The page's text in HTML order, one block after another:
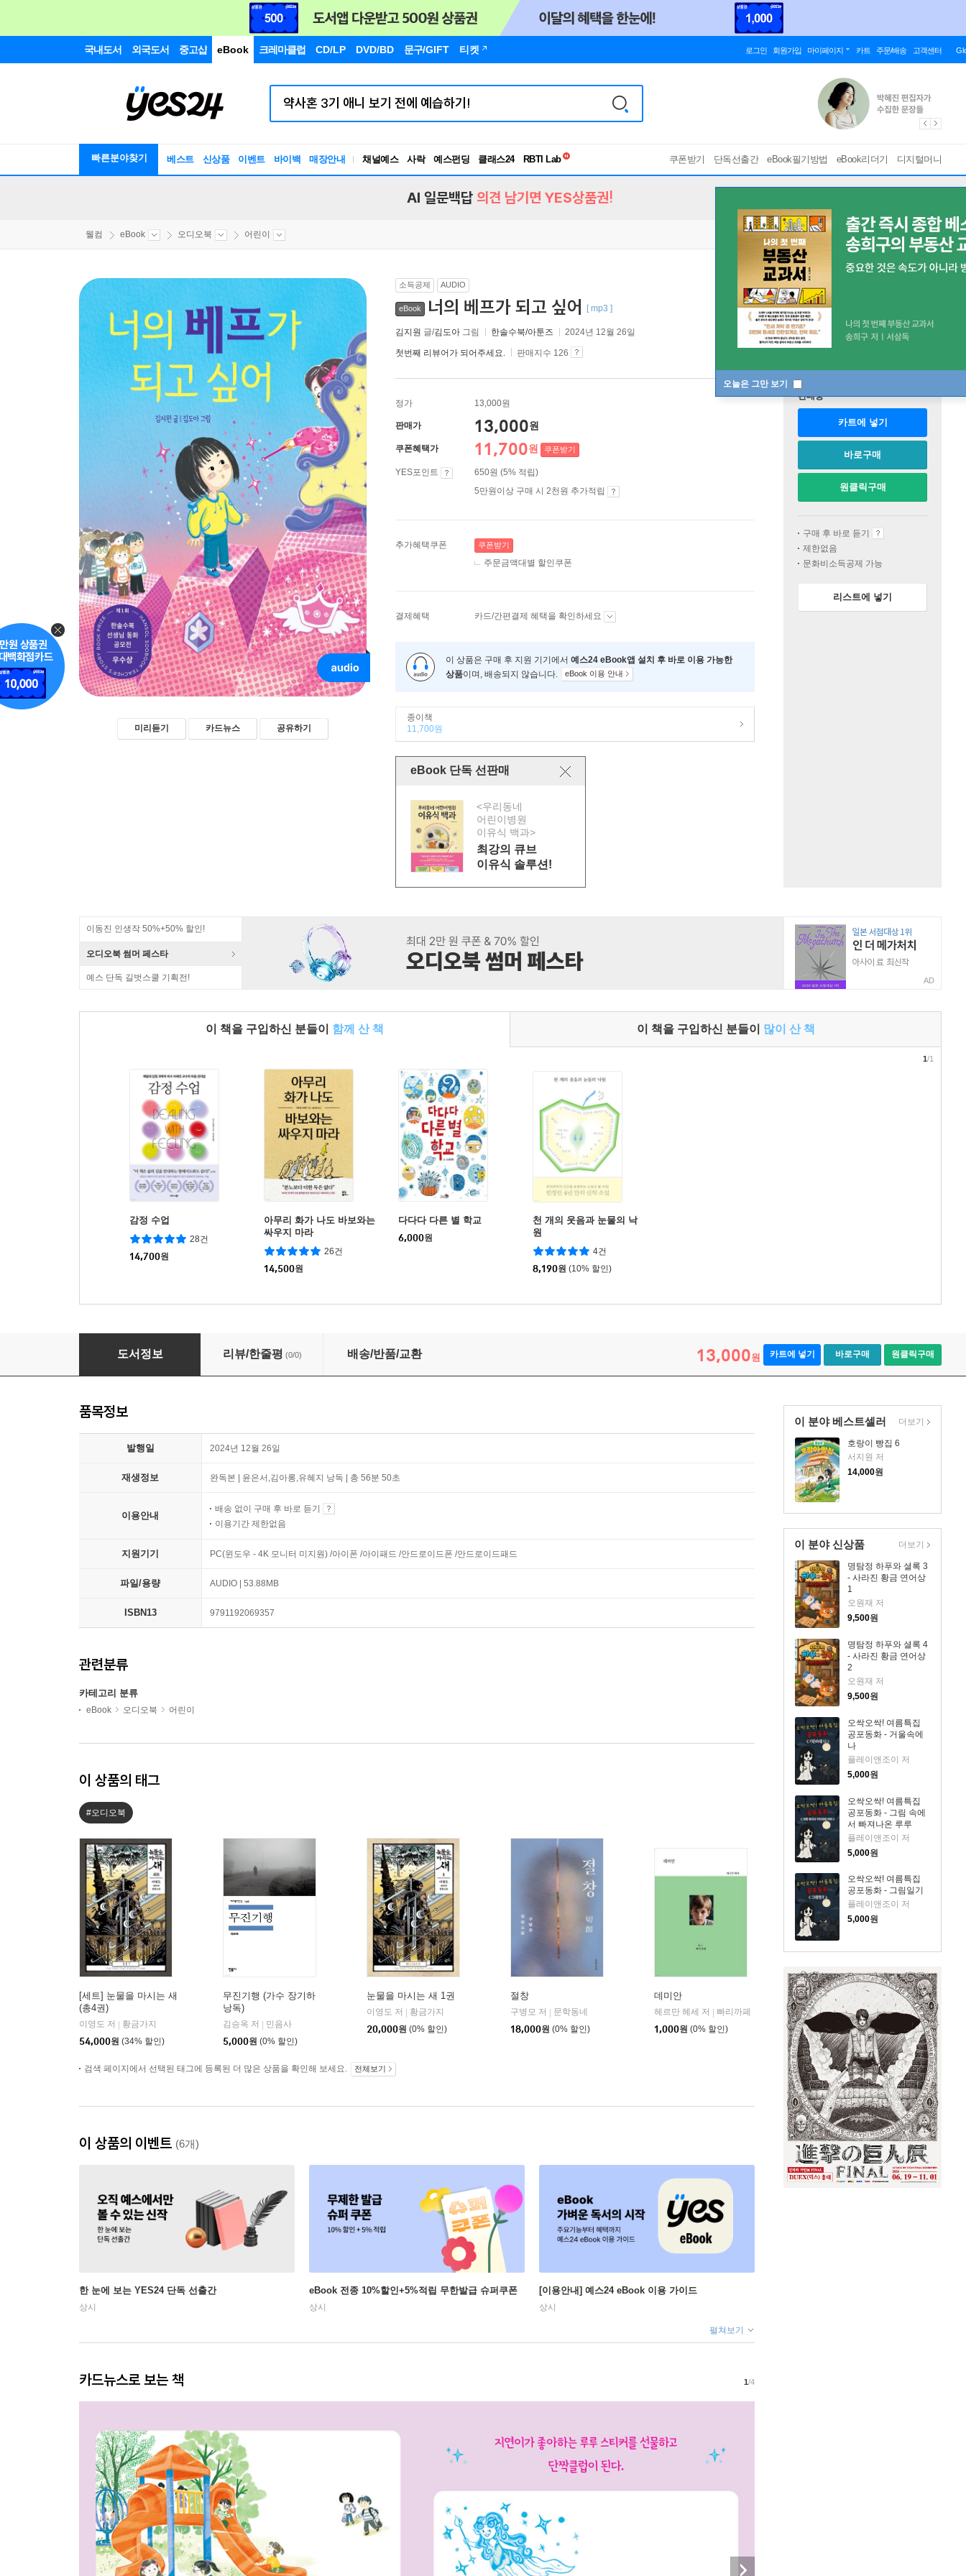
국내도서 외국도서 중고샵 eBook 크레마클럽 CD/LP DVD/BD 문구/GIFT 티켓 로그인 회원가입 마이페이지 카트 주문/배송 고객센터
빠른분야찾기 베스트 신상품 이벤트 바이백 매장안내 채널예스 사락 예스펀딩 클래스24
독서유형검사
쿠폰받기 단독선출간 eBook필기방법 eBook리더기 디지털머니
오늘은 그만 보기
AI 일문백답 의견 남기면 YES상품권!
웰컴 eBook 오디오북 어린이
미리듣기 카드뉴스 공유하기
소득공제 AUDIO
eBook 너의 베프가 되고 싶어 [ mp3 ]
김지원 글/김도아 그림 한솔수북/아툰즈 2024년 12월 26일
첫번째 리뷰어가 되어주세요. 판매지수 126
정가 13,000원
판매가 13,000원
쿠폰혜택가 11,700원 쿠폰받기
YES포인트
650원 (5% 적립)
5만원이상 구매 시 2천원 추가적립
추가혜택쿠폰 쿠폰받기
주문금액대별 할인쿠폰
결제혜택 카드/간편결제 혜택을 확인하세요
이 상품은 구매 후 지원 기기에서 예스24 eBook앱 설치 후 바로 이용 가능한
상품이며, 배송되지 않습니다. eBook 이용 안내
종이책
11,700원
eBook 단독 선판매
<우리동네
어린이병원
이유식 백과>
최강의 큐브
이유식 솔루션!
판매중
카트에 넣기
바로구매
원클릭구매
구매 후 바로 듣기
제한없음
문화비소득공제 가능
리스트에 넣기
이동진 인생작 50%+50% 할인!
오디오북 썸머 페스타
예스 단독 길벗스쿨 기획전! AD
이 책을 구입하신 분들이 함께 산 책 이 책을 구입하신 분들이 많이 산 책
감정 수업
28건
14,700원
아무리 화가 나도 바보와는
싸우지 마라
26건
14,500원
다다다 다른 별 학교
6,000원
천 개의 웃음과 눈물의 낙
원
4건
8,190원 (10% 할인)
1/1
너의 베프가 되고 싶어
도서정보 리뷰/한줄평 (0/0) 배송/반품/교환 13,000원 카트에 넣기 바로구매 원클릭구매
이 분야 베스트셀러
호랑이 빵집 6
서지원 저
14,000원
더보기
이 분야 신상품
명탐정 하푸와 셜록 3
- 사라진 황금 연어상
1
오원재 저
9,500원
명탐정 하푸와 셜록 4
- 사라진 황금 연어상
2
오원재 저
9,500원
오싹오싹! 여름특집
공포동화 - 거울속에
나
플레이앤조이 저
5,000원
오싹오싹! 여름특집
공포동화 - 그림 속에
서 빠져나온 루루
플레이앤조이 저
5,000원
오싹오싹! 여름특집
공포동화 - 그림일기
플레이앤조이 저
5,000원
더보기
품목정보
발행일 2024년 12월 26일
재생정보 완독본 | 윤은서,김아롱,유혜지 낭독 | 총 56분 50초
이용안내
배송 없이 구매 후 바로 듣기
이용기간 제한없음
지원기기 PC(윈도우 - 4K 모니터 미지원) /아이폰 /아이패드 /안드로이드폰 /안드로이드패드
파일/용량 AUDIO | 53.88MB
ISBN13 9791192069357
관련분류
카테고리 분류
eBook 오디오북 어린이
이 상품의 태그
#오디오북
[세트] 눈물을 마시는 새
(총4권)
이영도 저
황금가지
54,000원 (34% 할인)
무진기행 (가수 장기하
낭독)
김승옥 저
민음사
5,000원 (0% 할인)
눈물을 마시는 새 1권
이영도 저
황금가지
20,000원 (0% 할인)
절창
구병모 저
문학동네
18,000원 (0% 할인)
데미안
헤르만 헤세 저
빠리까페
1,000원 (0% 할인)
검색 페이지에서 선택된 태그에 등록된 더 많은 상품을 확인해 보세요. 전체보기
이 상품의 이벤트 (6개)
한 눈에 보는 YES24 단독 선출간
상시
eBook 전종 10%할인+5%적립 무한발급 슈퍼쿠폰
상시
[이용안내] 예스24 eBook 이용 가이드
상시
펼쳐보기
카드뉴스로 보는 책 1/4